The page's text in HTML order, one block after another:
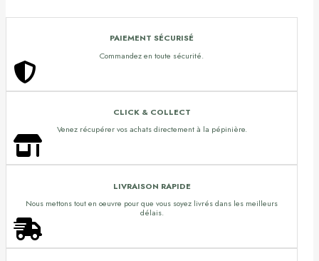
PAIEMENT SÉCURISÉ
Commandez en toute sécurité.
CLICK & COLLECT
Venez récupérer vos achats directement à la pépinière.
LIVRAISON RAPIDE
Nous mettons tout en oeuvre pour que vous soyez livrés dans les meilleurs
délais.